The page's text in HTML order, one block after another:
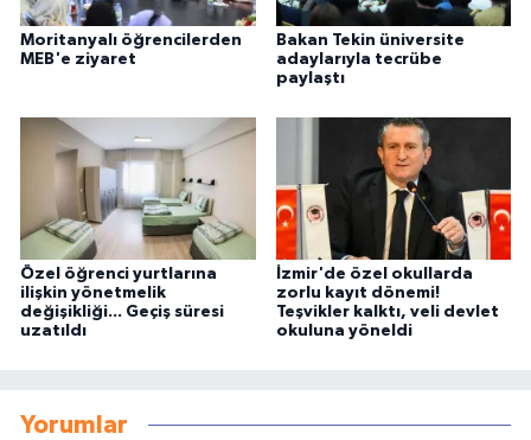
Moritanyalı öğrencilerden
MEB'e ziyaret
Bakan Tekin üniversite
adaylarıyla tecrübe
paylaştı
Özel öğrenci yurtlarına
ilişkin yönetmelik
değişikliği... Geçiş süresi
uzatıldı
İzmir'de özel okullarda
zorlu kayıt dönemi!
Teşvikler kalktı, veli devlet
okuluna yöneldi
Yorumlar